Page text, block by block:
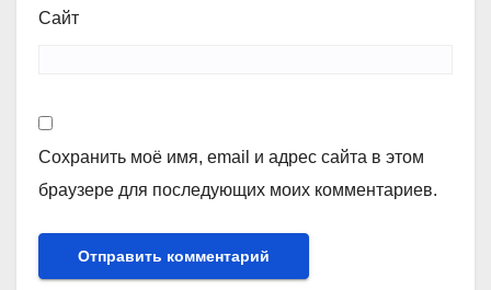
Сайт
Сохранить моё имя, email и адрес сайта в этом
браузере для последующих моих комментариев.